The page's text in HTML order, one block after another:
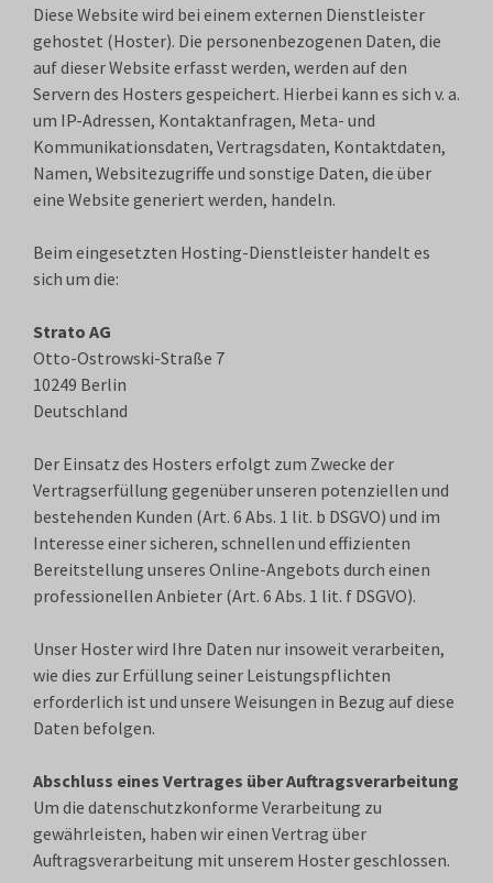
Diese Website wird bei einem externen Dienstleister
gehostet (Hoster). Die personenbezogenen Daten, die
auf dieser Website erfasst werden, werden auf den
Servern des Hosters gespeichert. Hierbei kann es sich v. a.
um IP-Adressen, Kontaktanfragen, Meta- und
Kommunikationsdaten, Vertragsdaten, Kontaktdaten,
Namen, Websitezugriffe und sonstige Daten, die über
eine Website generiert werden, handeln.
Beim eingesetzten Hosting-Dienstleister handelt es
sich um die:
Strato AG
Otto-Ostrowski-Straße 7
10249 Berlin
Deutschland
Der Einsatz des Hosters erfolgt zum Zwecke der
Vertragserfüllung gegenüber unseren potenziellen und
bestehenden Kunden (Art. 6 Abs. 1 lit. b DSGVO) und im
Interesse einer sicheren, schnellen und effizienten
Bereitstellung unseres Online-Angebots durch einen
professionellen Anbieter (Art. 6 Abs. 1 lit. f DSGVO).
Unser Hoster wird Ihre Daten nur insoweit verarbeiten,
wie dies zur Erfüllung seiner Leistungspflichten
erforderlich ist und unsere Weisungen in Bezug auf diese
Daten befolgen.
Abschluss eines Vertrages über Auftragsverarbeitung
Um die datenschutzkonforme Verarbeitung zu
gewährleisten, haben wir einen Vertrag über
Auftragsverarbeitung mit unserem Hoster geschlossen.